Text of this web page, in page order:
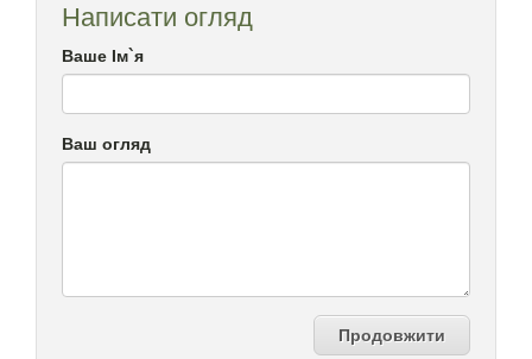
Написати огляд
Ваше Ім`я
Ваш огляд
Продовжити